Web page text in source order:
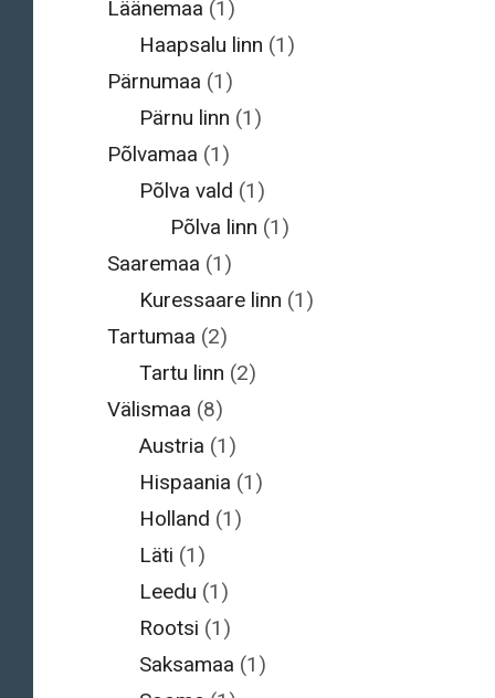
Läänemaa (1)
Haapsalu linn (1)
Pärnumaa (1)
Pärnu linn (1)
Põlvamaa (1)
Põlva vald (1)
Põlva linn (1)
Saaremaa (1)
Kuressaare linn (1)
Tartumaa (2)
Tartu linn (2)
Välismaa (8)
Austria (1)
Hispaania (1)
Holland (1)
Läti (1)
Leedu (1)
Rootsi (1)
Saksamaa (1)